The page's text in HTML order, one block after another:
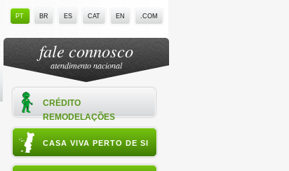
PT BR ES CAT EN .COM
fale connosco
atendimento nacional
CRÉDITO
REMODELAÇÕES
CASA VIVA PERTO DE SI